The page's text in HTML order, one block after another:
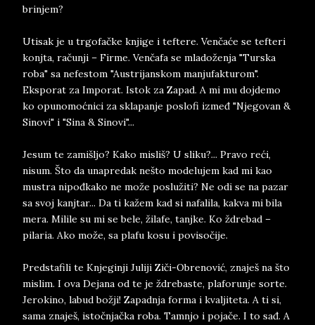
brinjem?
Utisak je u trgofačke knjige i teftere. Venčaće se tefteri
konjta, računji – Firme. Venčafa se mladoženja "Turska
roba" sa nefestom "Austrijanskom manjufakturom".
Eksporat za Imporat. Istok za Zapad. A mi mu dojdemo
ko opunomoćnici za sklapanje poslofi izmeđ "Njegovan &
Sinovi" i "Sina & Sinovi"...
Jesum te zamišljo? Kako misliš? U sliku?... Pravo reći,
nisum. Što da unapredak nešto modelujem kad mi kao
mustra nipođkako ne može poslužiti? Ne odi se na pazar
sa svoj kanjtar... Da ti kažem kad si nafalila, kakva mi bila
mera. Milile su mi se bele, žilafe, tanjke. Ko ždrebad –
pilaria. Ako može, sa plafu kosu i povisočije.
Predstafili te Knjeginji Juliji Ziči-Obrenović, znaješ na što
mislim. I ova Dejana od te je ždrebaste, plaforunje sorte.
Jerokino, labud božji! Zapadnja forma i kvaljiteta. A ti si,
sama znaješ, istočnjačka roba. Tamnjo i pojače. I to sađ. A